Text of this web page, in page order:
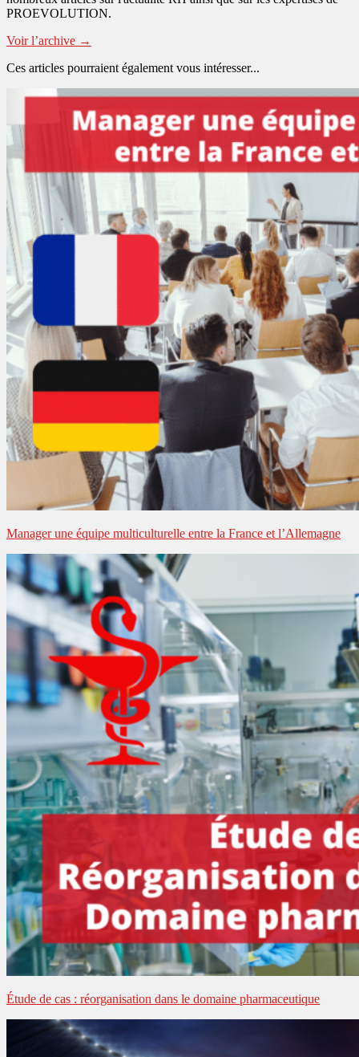
PROEVOLUTION.
Voir l’archive →
Ces articles pourraient également vous intéresser...
Manager une équipe multiculturelle entre la France et l’Allemagne
Étude de cas : réorganisation dans le domaine pharmaceutique